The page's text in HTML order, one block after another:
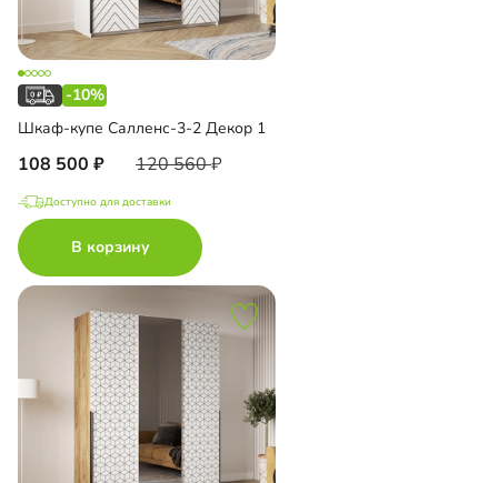
-10%
Шкаф-купе Салленс-3-2 Декор 1
108 500 120 560
Доступно для доставки
В корзину